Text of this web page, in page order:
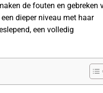
de fouten en gebreken
dieper niveau met haar
een volledig